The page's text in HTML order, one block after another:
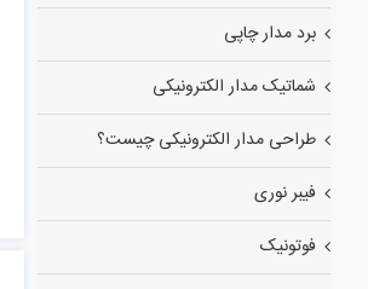
برد مدار چاپی
شماتیک مدار الکترونیکی
طراحی مدار الکترونیکی چیست؟
فیبر نوری
فوتونیک